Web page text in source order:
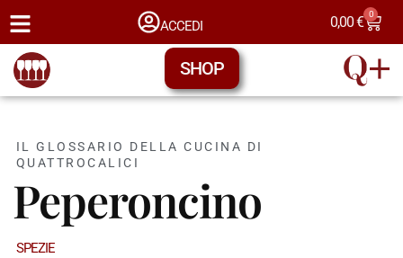
ACCEDI 0,00€ 0
SHOP
IL GLOSSARIO DELLA CUCINA DI
QUATTROCALICI
Peperoncino
SPEZIE